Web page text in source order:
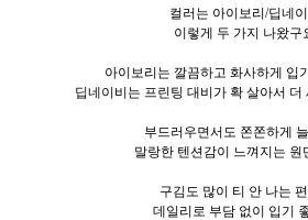
컬러는 아이보리/딥네
이렇게 두 가지 나왔구
아이보리는 깔끔하고 화사하게 입
딥네이비는 프린팅 대비가 확 살아서 더
부드러우면서도 쫀쫀하게
말랑한 텐션감이 느껴지는 원
구김도 많이 티 안 나는
데일리로 부담 없이 입기